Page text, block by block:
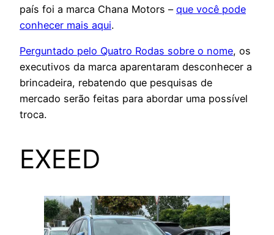
país foi a marca Chana Motors – que você pode
conhecer mais aqui.
Perguntado pelo Quatro Rodas sobre o nome, os
executivos da marca aparentaram desconhecer a
brincadeira, rebatendo que pesquisas de
mercado serão feitas para abordar uma possível
troca.
EXEED